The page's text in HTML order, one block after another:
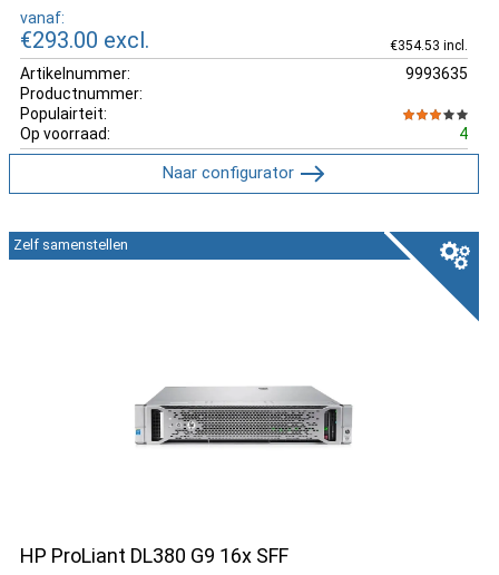
vanaf:
€293.00 excl. €354.53 incl.
Artikelnummer:
9993635
Productnummer:
Populairteit:
Op voorraad:
4
Naar configurator
HP ProLiant DL380 G9 16x SFF
Zelf samenstellen